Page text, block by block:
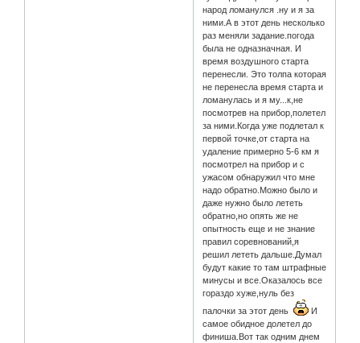
народ ломанулся .ну и я за
ними.А в этот день несколько
раз меняли задание.погода
была не одназначная. И
время воздушного старта
перенесли. Это толпа которая
не перенесла время старта и
ломанулась и я му...к,не
посмотрев на прибор,полетел
за ними.Когда уже подлетал к
первой точке,от старта на
удаление примерно 5-6 км я
посмотрел на прибор и с
ужасом обнаружил что мне
надо обратно.Можно было и
даже нужно было лететь
обратно,но опять же не
опытность еще и не знание
правил соревнований,я
решил лететь дальше.Думал
будут какие то там штрафные
минусы и все.Оказалось все
гораздо хуже,нуль без
палочки за этот день
И
самое обидное долетел до
финиша.Вот так одним днем